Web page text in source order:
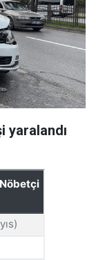
yaralandı